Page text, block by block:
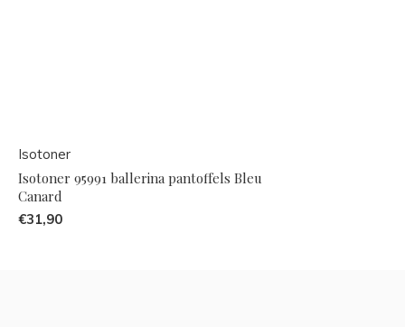
Isotoner
Isotoner 95991 ballerina pantoffels Bleu
Canard
€31,90